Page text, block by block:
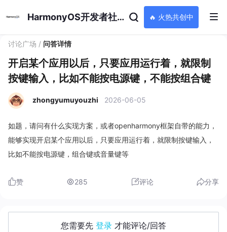
HarmonyOS开发者社区 🔥 火热共创中
讨论广场 / 问答详情
开启某个应用以后，只要应用运行着，就限制
按键输入，比如不能按电源键，不能按组合键
zhongyumuyouzhi 2026-06-05
如题，请问有什么实现方案，或者openharmony框架自带的能力，
能够实现开启某个应用以后，只要应用运行着，就限制按键输入，
比如不能按电源键，组合键或音量键等
赞 285 评论 分享
您需要先 登录 才能评论/回答